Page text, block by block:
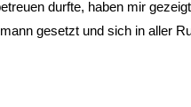
durfte, haben mir
gesetzt und sich in aller